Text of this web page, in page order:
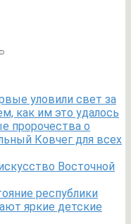
уловили свет за
как им это удалось
пророчества о
Ковчег для всех
Восточной
республики
яркие детские